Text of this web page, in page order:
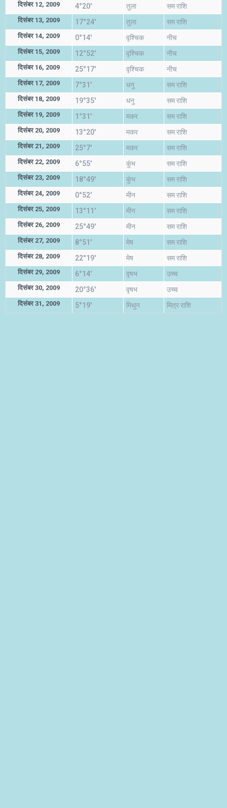
दिसंबर 12, 2009 4°20' तुला सम राशि
दिसंबर 13, 2009 17°24' तुला सम राशि
दिसंबर 14, 2009 0°14' वृश्चिक नीच
दिसंबर 15, 2009 12°52' वृश्चिक नीच
दिसंबर 16, 2009 25°17' वृश्चिक नीच
दिसंबर 17, 2009 7°31' धनु सम राशि
दिसंबर 18, 2009 19°35' धनु सम राशि
दिसंबर 19, 2009 1°31' मकर सम राशि
दिसंबर 20, 2009 13°20' मकर सम राशि
दिसंबर 21, 2009 25°7' मकर सम राशि
दिसंबर 22, 2009 6°55' कुंभ सम राशि
दिसंबर 23, 2009 18°49' कुंभ सम राशि
दिसंबर 24, 2009 0°52' मीन सम राशि
दिसंबर 25, 2009 13°11' मीन सम राशि
दिसंबर 26, 2009 25°49' मीन सम राशि
दिसंबर 27, 2009 8°51' मेष सम राशि
दिसंबर 28, 2009 22°19' मेष सम राशि
दिसंबर 29, 2009 6°14' वृषभ उच्च
दिसंबर 30, 2009 20°36' वृषभ उच्च
दिसंबर 31, 2009 5°19' मिथुन मित्र राशि